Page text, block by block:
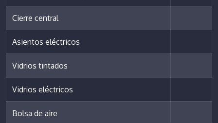
Cierre central
Asientos eléctricos
Vidrios tintados
Vidrios eléctricos
Bolsa de aire